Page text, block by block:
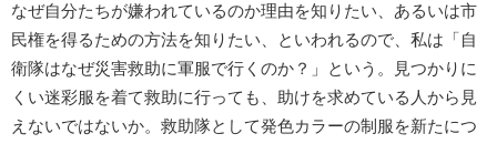
なぜ自分たちが嫌われているのか理由を知りたい、あるいは市
民権を得るための方法を知りたい、といわれるので、私は「自
衛隊はなぜ災害救助に軍服で行くのか？」という。見つかりに
くい迷彩服を着て救助に行っても、助けを求めている人から見
えないではないか。救助隊として発色カラーの制服を新たにつ